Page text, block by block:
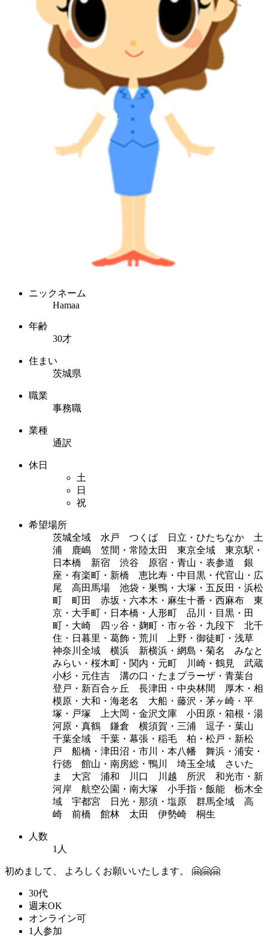
ニックネーム
Hamaa
年齢
30才
住まい
茨城県
職業
事務職
業種
通訳
休日
土
日
祝
希望場所
茨城全域 水戸 つくば 日立・ひたちなか 土
浦 鹿嶋 笠間・常陸太田 東京全域 東京駅・
日本橋 新宿 渋谷 原宿・青山・表参道 銀
座・有楽町・新橋 恵比寿・中目黒・代官山・広
尾 高田馬場 池袋・巣鴨・大塚・五反田・浜松
町 町田 赤坂・六本木・麻生十番・西麻布 東
京・大手町・日本橋・人形町 品川・目黒・田
町・大崎 四ッ谷・麹町・市ヶ谷・九段下 北千
住・日暮里・葛飾・荒川 上野・御徒町・浅草
神奈川全域 横浜 新横浜・網島・菊名 みなと
みらい・桜木町・関内・元町 川崎・鶴見 武蔵
小杉・元住吉 溝の口・たまプラーザ・青葉台
登戸・新百合ヶ丘 長津田・中央林間 厚木・相
模原・大和・海老名 大船・藤沢・茅ヶ崎・平
塚・戸塚 上大岡・金沢文庫 小田原・箱根・湯
河原・真鶴 鎌倉 横須賀・三浦 逗子・葉山
千葉全域 千葉・幕張・稲毛 柏・松戸・新松
戸 船橋・津田沼・市川・本八幡 舞浜・浦安・
行徳 館山・南房総・鴨川 埼玉全域 さいた
ま 大宮 浦和 川口 川越 所沢 和光市・新
河岸 航空公園・南大塚 小手指・飯能 栃木全
域 宇都宮 日光・那須・塩原 群馬全域 高
崎 前橋 館林 太田 伊勢崎 桐生
人数
1人
初めまして、 よろしくお願いいたします。 🤗🤗🤗
30代
週末OK
オンライン可
1人参加